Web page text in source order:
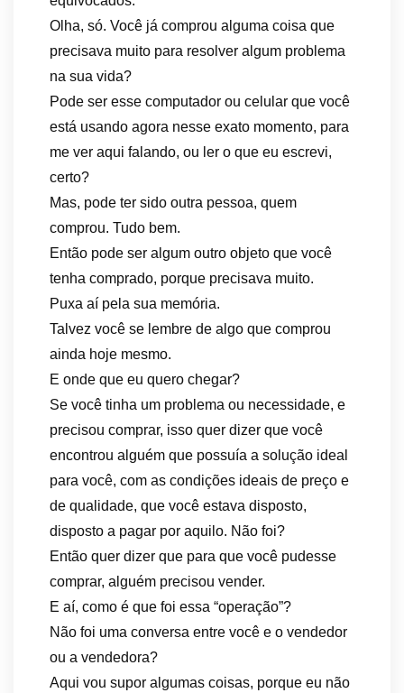
Olha, só. Você já comprou alguma coisa que
precisava muito para resolver algum problema
na sua vida?
Pode ser esse computador ou celular que você
está usando agora nesse exato momento, para
me ver aqui falando, ou ler o que eu escrevi,
certo?
Mas, pode ter sido outra pessoa, quem
comprou. Tudo bem.
Então pode ser algum outro objeto que você
tenha comprado, porque precisava muito.
Puxa aí pela sua memória.
Talvez você se lembre de algo que comprou
ainda hoje mesmo.
E onde que eu quero chegar?
Se você tinha um problema ou necessidade, e
precisou comprar, isso quer dizer que você
encontrou alguém que possuía a solução ideal
para você, com as condições ideais de preço e
de qualidade, que você estava disposto,
disposto a pagar por aquilo. Não foi?
Então quer dizer que para que você pudesse
comprar, alguém precisou vender.
E aí, como é que foi essa “operação”?
Não foi uma conversa entre você e o vendedor
ou a vendedora?
Aqui vou supor algumas coisas, porque eu não